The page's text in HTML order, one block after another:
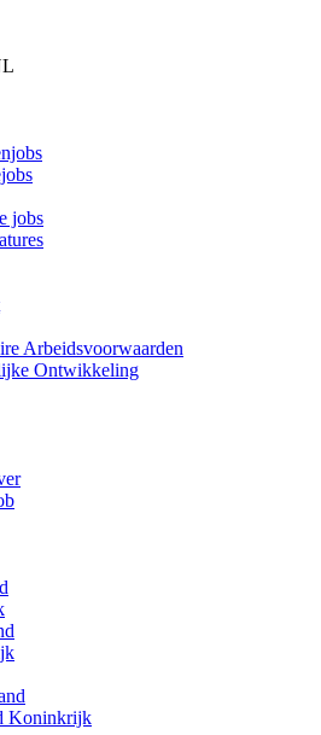
jobs
Arbeidsvoorwaarden
Ontwikkeling
Koninkrijk